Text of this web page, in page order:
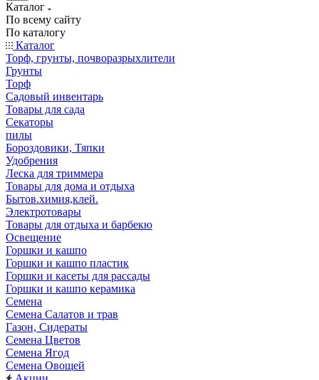
Каталог
По всему сайту
По каталогу
Каталог
Торф, грунты, почворазрыхлители
Грунты
Торф
Садовый инвентарь
Товары для сада
Секаторы
пилы
Бороздовики, Тяпки
Удобрения
Леска для триммера
Товары для дома и отдыха
Бытов.химия,клей.
Электротовары
Товары для отдыха и барбекю
Освещение
Горшки и кашпо
Горшки и кашпо пластик
Горшки и касеты для рассады
Горшки и кашпо керамика
Семена
Семена Салатов и трав
Газон, Сидераты
Семена Цветов
Семена Ягод
Семена Овощей